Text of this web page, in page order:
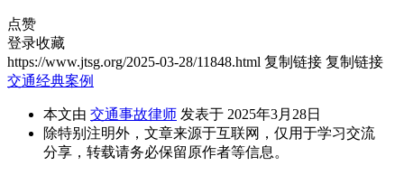
点赞
登录收藏
https://www.jtsg.org/2025-03-28/11848.html 复制链接 复制链接
交通经典案例
本文由 交通事故律师 发表于 2025年3月28日
除特别注明外，文章来源于互联网，仅用于学习交流
分享，转载请务必保留原作者等信息。